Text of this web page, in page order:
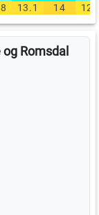
13.1 14
Romsdal